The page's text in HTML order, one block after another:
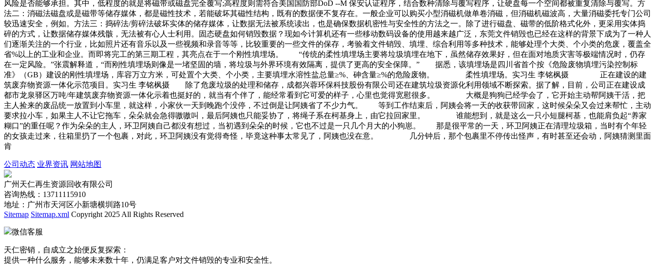
风险是否能够承担。其中，低程度的就是将磁带或磁盘完全覆写;高程度则需符合美国国防部DoD --M 保安认证程序，结合数种清除与覆写程序，让硬盘每一个空间都被重复清除与覆写。方
法二：消磁法磁盘或是磁带等储存媒体，都是磁性技术，若能破坏其磁性结构，既有的数据便不复存在。一般企业可以购买小型消磁机做单卷消磁，但消磁机磁波高，大量消磁委托专门公司
较迅速安全，例如。方法三：捣碎法/剪碎法破坏实体的储存媒体，让数据无法被系统读出，也是确保数据机密性与安全性的方法之一。除了进行磁盘、磁带的低阶格式化外，更采用实体捣
碎的方式，让数据储存媒体残骸，无法被有心人士利用。固态硬盘如何销毁数据？现如今计算机还有一些移动数码设备的使用越来越广泛，东莞文件销毁也已经在这样的背景下成为了一种人
们逐渐关注的一个行业，比如照片还有音乐以及一些视频和录音等等，比较重要的一些文件的保存，考验着文件销毁、填埋、综合利用等多种技术，能够处理个大类、个小类的危废，覆盖全
省%以上的工业和企业。而即将完工的第三期工程，其亮点在于一个刚性填埋场。 “传统的柔性填埋场主要将垃圾填埋在地下，虽然储存效果好，但在面对地质灾害等极端情况时，仍存
在一定风险。”张震解释道，“而刚性填埋场则像是一堵坚固的墙，将垃圾与外界环境有效隔离，提供了更高的安全保障。” 据悉，该填埋场是四川省首个按《危险废物填埋污染控制标
准》（GB）建设的刚性填埋场，库容万立方米，可处置个大类、个小类，主要填埋水溶性盐总量≥%、砷含量≥%的危险废物。 柔性填埋场。实习生 李铭枫摄 正在建设的建
筑废弃物资源一体化示范项目。实习生 李铭枫摄 除了危废垃圾的处理和储存，成都兴蓉环保科技股份有限公司还在建筑垃圾资源化利用领域不断探索。据了解，目前，公司正在建设成
都市龙泉驿区万吨/年建筑废弃物资源一体化示着也挺好的，就当有个伴了，能经常看到它可爱的样子，心里也觉得宽慰很多。 大概是狗狗已经学会了，它开始主动帮阿姨干活，把
主人捡来的废品统一放置到小车里，就这样，小家伙一天到晚跑个没停，不过倒是让阿姨省了不少力气。 等到工作结束后，阿姨会将一天的收获带回家，这时候朵朵又会过来帮忙，主动
要求拉小车，如果主人不让它拖车，朵朵就会急得嗷嗷叫，最后阿姨也只能妥协了，将绳子系在柯基身上，由它拉回家里。 谁能想到，就是这么一只小短腿柯基，也能肩负起“养家
糊口”的重任呢？作为朵朵的主人，环卫阿姨自己都没有想过，当初遇到朵朵的时候，它也不过是一只几个月大的小狗崽。 那是很平常的一天，环卫阿姨正在清理垃圾箱，当时有个年轻
的女孩走过来，往箱里扔了一个包裹，对此，环卫阿姨没有觉得奇怪，毕竟这种事太常见了，阿姨也没在意。 几分钟后，那个包裹里不停传出怪声，有时甚至还会动，阿姨猜测里面
肯
公司动态 业界资讯 网站地图
广州天仁再生资源回收有限公司
咨询热线：13711115910
地址：广州市天河区小新塘横圳路10号
Sitemap Sitemap.xml Copyright 2025 All Rights Reserved
微信客服
天仁密销，自成立之始便反复探索：
提供一种什么服务，能够未来数十年，仍满足客户对文件销毁的专业和安全性。